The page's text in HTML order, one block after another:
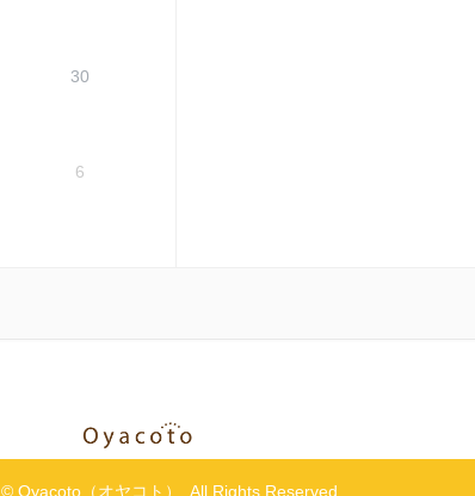
30
6
© Oyacoto（オヤコト） . All Rights Reserved.